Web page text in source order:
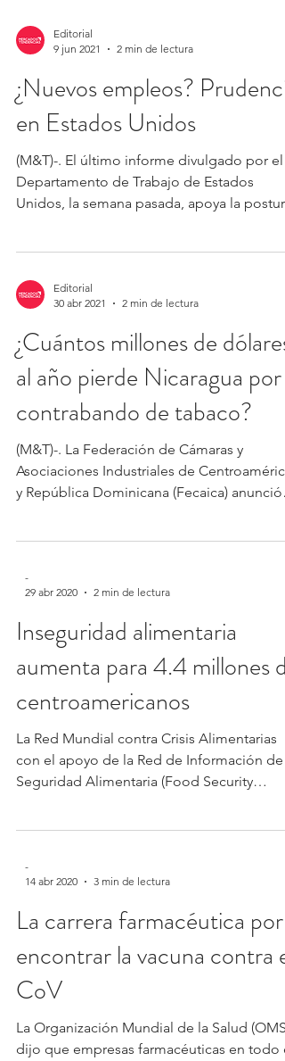
Editorial
9 jun 2021
2 min de lectura
¿Nuevos empleos? Prudencia
en Estados Unidos
(M&T)-. El último informe divulgado por el
Departamento de Trabajo de Estados
Unidos, la semana pasada, apoya la postura
Editorial
30 abr 2021
2 min de lectura
¿Cuántos millones de dólares
al año pierde Nicaragua por
contrabando de tabaco?
(M&T)-. La Federación de Cámaras y
Asociaciones Industriales de Centroamérica
y República Dominicana (Fecaica) anunció
-
29 abr 2020
2 min de lectura
Inseguridad alimentaria
aumenta para 4.4 millones de
centroamericanos
La Red Mundial contra Crisis Alimentarias
con el apoyo de la Red de Información de
Seguridad Alimentaria (Food Security
-
14 abr 2020
3 min de lectura
La carrera farmacéutica por
encontrar la vacuna contra el
CoV
La Organización Mundial de la Salud (OMS)
dijo que empresas farmacéuticas en todo